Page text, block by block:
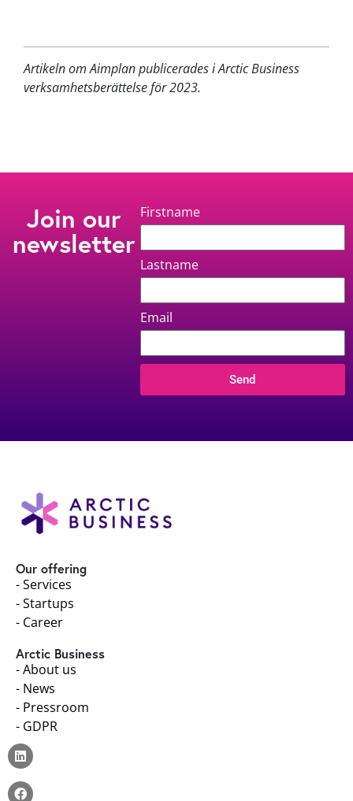
Artikeln om Aimplan publicerades i Arctic Business
verksamhetsberättelse för 2023.
Join our
newsletter
Firstname
Lastname
Email
Send
Our offering
- Services
- Startups
- Career
Arctic Business
- About us
- News
- Pressroom
- GDPR